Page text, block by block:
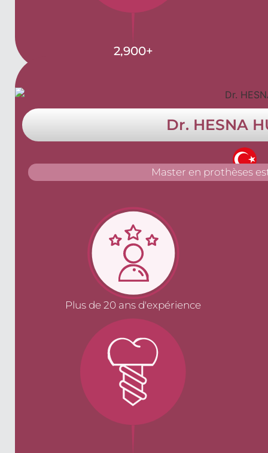
2,900+
Dr. HESNA
Master en prothèses
Plus de 20 ans d'expérience